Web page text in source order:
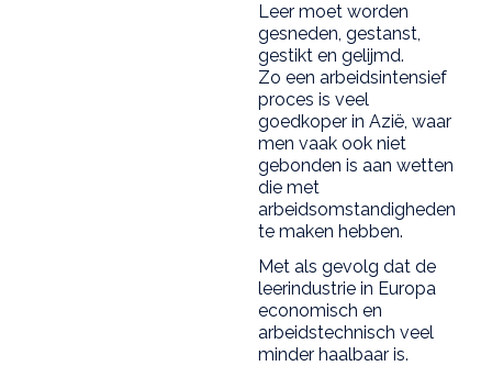
Leer moet worden
gesneden, gestanst,
gestikt en gelijmd.
Zo een arbeidsintensief
proces is veel
goedkoper in Azië, waar
men vaak ook niet
gebonden is aan wetten
die met
arbeidsomstandigheden
te maken hebben.
Met als gevolg dat de
leerindustrie in Europa
economisch en
arbeidstechnisch veel
minder haalbaar is.